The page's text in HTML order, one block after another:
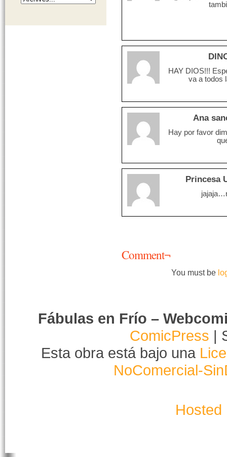
HAY DIOS!!!
va a todos
Ana
Hay por favor
Princesa
Comment¬
You must be
Fábulas en Frío –
ComicPress |
Esta obra está bajo una
NoComercial-